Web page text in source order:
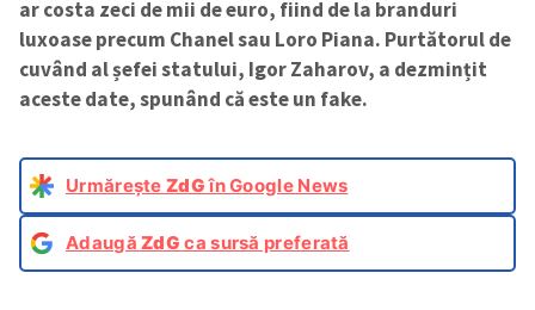
ar costa zeci de mii de euro, fiind de la branduri
luxoase precum Chanel sau Loro Piana. Purtătorul de
cuvând al șefei statului, Igor Zaharov, a dezmințit
aceste date, spunând că este un fake.
Urmărește ZdGîn Google News
AdaugăZdG ca sursă preferată